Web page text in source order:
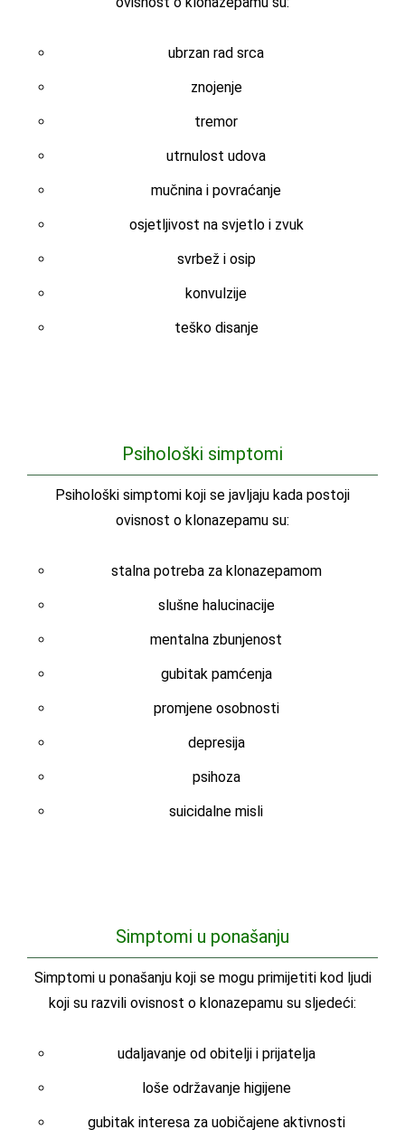
ubrzan rad srca
znojenje
tremor
utrnulost udova
mučnina i povraćanje
osjetljivost na svjetlo i zvuk
svrbež i osip
konvulzije
teško disanje
Psihološki simptomi
Psihološki simptomi koji se javljaju kada postoji
ovisnost o klonazepamu su:
stalna potreba za klonazepamom
slušne halucinacije
mentalna zbunjenost
gubitak pamćenja
promjene osobnosti
depresija
psihoza
suicidalne misli
Simptomi u ponašanju
Simptomi u ponašanju koji se mogu primijetiti kod ljudi
koji su razvili ovisnost o klonazepamu su sljedeći:
udaljavanje od obitelji i prijatelja
loše održavanje higijene
gubitak interesa za uobičajene aktivnosti